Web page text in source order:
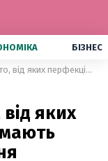
БІЗНЕС
25 бездоганних фото, від яких перфекціоністи отримають справжнє задоволення
яких